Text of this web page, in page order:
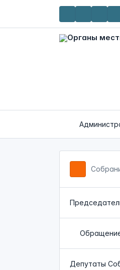
Депутаты